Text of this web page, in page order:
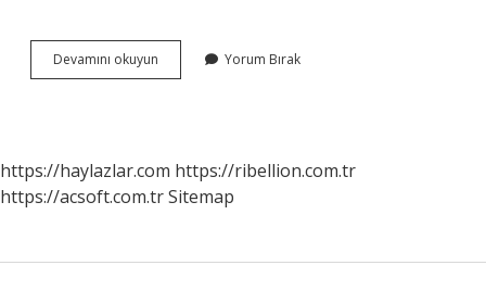
Devamını okuyun Kuvvetlendirici
Devre
Yorum Bırak
https://haylazlar.com https://ribellion.com.tr
https://acsoft.com.trSitemap